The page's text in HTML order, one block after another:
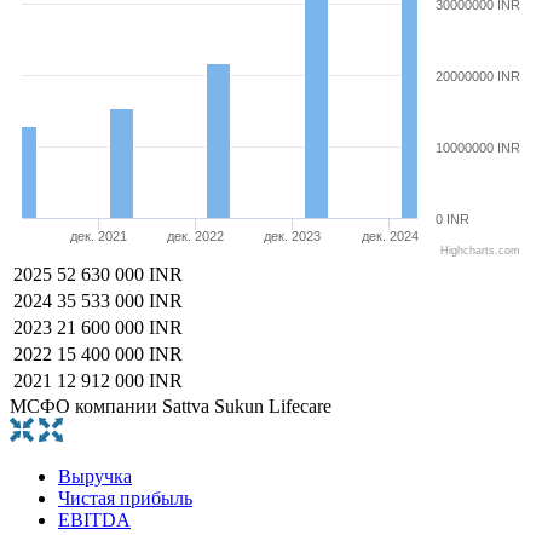
дек. 2021 дек. 2022 дек. 2023 дек. 2024
0 INR
10000000 INR
20000000 INR
30000000 INR
Highcharts.com
2025 52 630 000 INR
2024 35 533 000 INR
2023 21 600 000 INR
2022 15 400 000 INR
2021 12 912 000 INR
МСФО компании Sattva Sukun Lifecare
Выручка
Чистая прибыль
EBITDA